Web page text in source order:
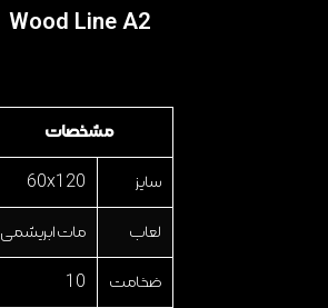
Wood Line A2
مشخصات
سایز 60x120
لعاب مات ابریشمی
ضخامت 10